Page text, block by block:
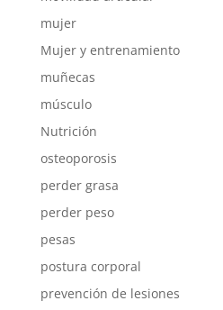
mujer
Mujer y entrenamiento
muñecas
músculo
Nutrición
osteoporosis
perder grasa
perder peso
pesas
postura corporal
prevención de lesiones